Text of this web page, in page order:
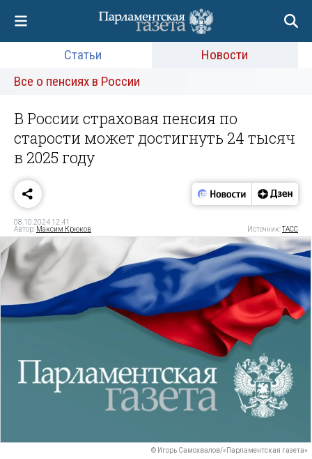
Статьи
Новости
Все о пенсиях в России
В России страховая пенсия по
старости может достигнуть 24 тысяч
в 2025 году
08.10.2024 12:41
Автор: Максим Крюков Источник:ТАСС
© Игорь Самохвалов/«Парламентская газета»